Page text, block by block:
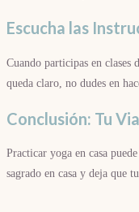
Escucha las
Cuando participas en
queda claro, no dudes en
Conclusión: Tu
Practicar yoga en casa
sagrado en casa y deja que